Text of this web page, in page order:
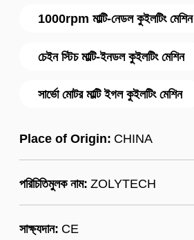
1000rpm মাল্টি-নেডল কুইলটিং মেশিন
চেইন স্টিচ মাল্টি-ইনডল কুইলটিং মেশিন
সার্ভো মোটর মাল্টি ইগল কুইলটিং মেশিন
Place of Origin: CHINA
পরিচিতিমুলক নাম: ZOLYTECH
সাক্ষ্যদান: CE